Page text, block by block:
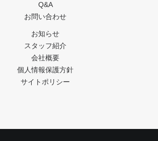
Q&A
お問い合わせ
お知らせ
スタッフ紹介
会社概要
個人情報保護方針
サイトポリシー